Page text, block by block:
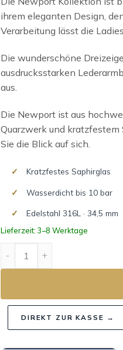
ihrem eleganten Design,
Verarbeitung lässt die
Die wunderschöne
ausdrucksstarken
aus.
Die Newport ist aus
Quarzwerk und
Sie die Blick auf sich.
Kratzfestes Saphirglas
Wasserdicht bis 10 bar
Edelstahl 316L · 34,5 mm
Lieferzeit: 3–8 Werktage
DIREKT ZUR KASSE →